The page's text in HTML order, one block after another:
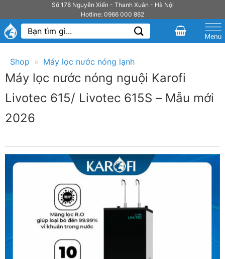
qua
nội
dung
Số 178 Nguyễn Xiển - Thanh Xuân - Hà Nội
Hotline: 0966 000 862
Tìm
kiếm:
Shop » Máy lọc nước nóng lạnh
Máy lọc nước nóng nguội Karofi
Livotec 615/ Livotec 615S – Mẫu mới
2026